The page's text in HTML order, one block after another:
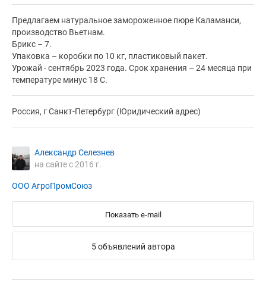
Предлагаем натуральное замороженное пюре Каламанси,
производство Вьетнам.
Брикс – 7.
Упаковка – коробки по 10 кг, пластиковый пакет.
Урожай - сентябрь 2023 года. Срок хранения – 24 месяца при
температуре минус 18 С.
Россия, г Санкт-Петербург (Юридический адрес)
Александр Селезнев
на сайте с 2016 г.
ООО АгроПромСоюз
Показать e-mail
5 объявлений автора